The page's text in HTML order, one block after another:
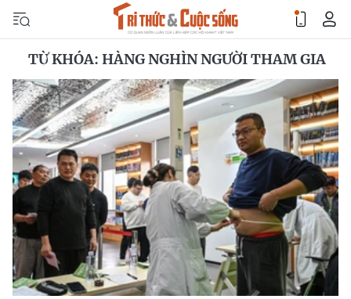
TỪ KHÓA: HÀNG NGHÌN NGƯỜI THAM GIA